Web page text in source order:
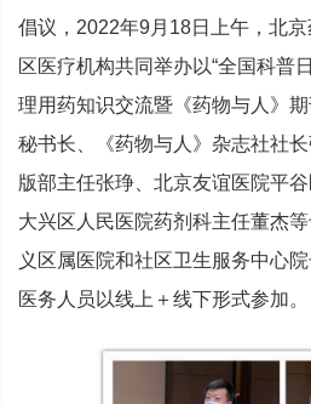
倡议，2022年9月18日上午，北
区医疗机构共同举办以“全国科普
理用药知识交流暨《药物与人》期
秘书长、《药物与人》杂志社社
版部主任张琤、北京友谊医院平
大兴区人民医院药剂科主任董杰
义区属医院和社区卫生服务中心
医务人员以线上＋线下形式参加。